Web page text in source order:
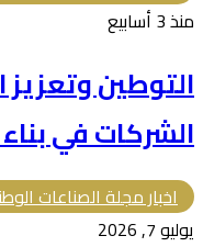
منذ 3 أسابيع
التوطين
الشركات في
اخبار مجلة الصناعات
يوليو 7, 2026